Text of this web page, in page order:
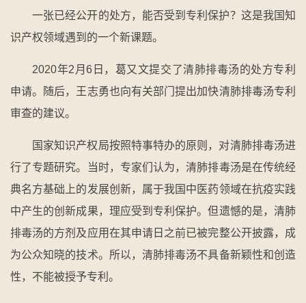
一张已经公开的处方，能否受到专利保护？这是我国知
识产权领域遇到的一个新课题。
2020年2月6日，葛又文提交了清肺排毒汤的处方专利
申请。随后，王志勇也向有关部门提出加快清肺排毒汤专利
审查的建议。
国家知识产权局按照特事特办的原则，对清肺排毒汤进
行了专题研究。当时，专家们认为，清肺排毒汤是在传统经
典名方基础上的发展创新，属于我国中医药领域在抗疫实践
中产生的创新成果，理应受到专利保护。但遗憾的是，清肺
排毒汤的方剂及应用在其申请日之前已被完整公开披露，成
为公众知晓的技术。所以，清肺排毒汤不具备新颖性和创造
性，不能被授予专利。